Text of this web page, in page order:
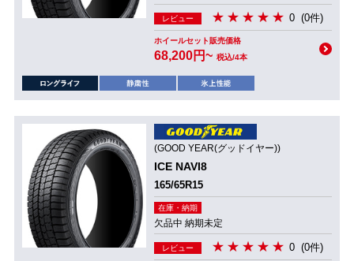
レビュー 0 (0件)
ホイールセット販売価格
68,200円~ 税込/4本
(GOOD YEAR(グッドイヤー))
ICE NAVI8
165/65R15
在庫・納期
欠品中 納期未定
レビュー 0 (0件)